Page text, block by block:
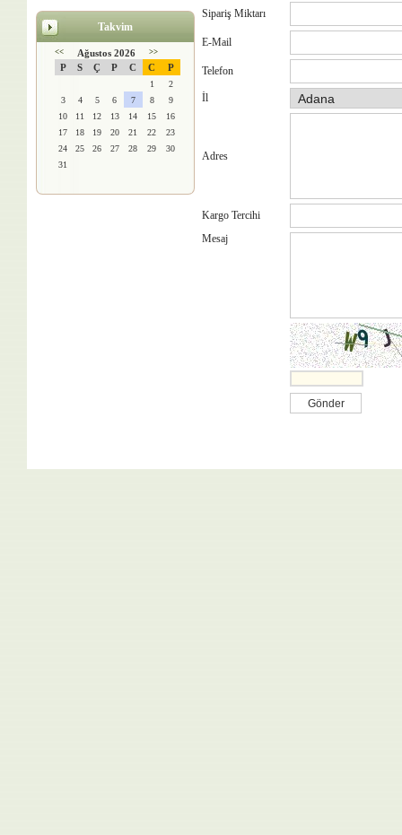
Takvim
<< Ağustos 2026 >>
P S Ç P C C P
1
2
3
4 5 6 7 8
9
10
11 12 13 14 15
16
17
18 19 20 21 22
23
24
25 26 27 28 29
30
31
Sipariş Miktarı
E-Mail
Telefon
İl
Adres
Kargo Tercihi
Mesaj